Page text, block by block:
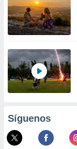
Síguenos